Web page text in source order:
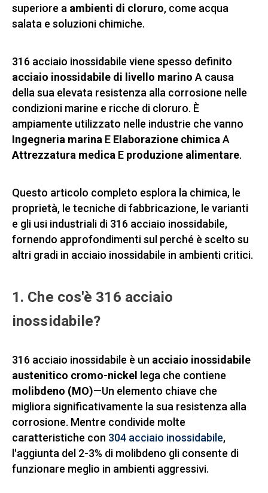
superiore a ambienti di cloruro, come acqua
salata e soluzioni chimiche.
316 acciaio inossidabile viene spesso definito
acciaio inossidabile di livello marino A causa
della sua elevata resistenza alla corrosione nelle
condizioni marine e ricche di cloruro. È
ampiamente utilizzato nelle industrie che vanno
Ingegneria marina E Elaborazione chimicaA
Attrezzatura medica E produzione alimentare.
Questo articolo completo esplora la chimica, le
proprietà, le tecniche di fabbricazione, le varianti
e gli usi industriali di 316 acciaio inossidabile,
fornendo approfondimenti sul perché è scelto su
altri gradi in acciaio inossidabile in ambienti critici.
1. Che cos'è 316 acciaio
inossidabile?
316 acciaio inossidabile è un acciaio inossidabile
austenitico cromo-nickel
lega che contiene
molibdeno (MO)—Un elemento chiave che
migliora significativamente la sua resistenza alla
corrosione. Mentre condivide molte
caratteristiche con 304 acciaio inossidabile,
l'aggiunta del 2-3% di molibdeno gli consente di
funzionare meglio in ambienti aggressivi.